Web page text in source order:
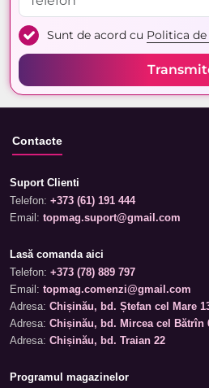
Sunt de acord cu Politica
Contacte
Suport Clienti
Telefon: +373 (61) 191 444
Email: topmag.suport@gmail.com
Lasă comanda aici
Telefon: +373 (78) 889 797
Email: topmag.comenzi@gmail.com
Adresa: Chișinău, bd. Ștefan cel Mare
Adresa: Chișinău, bd. Mircea cel Bătrîn
Adresa: Chișinău, bd. Traian 22
Programul magazinelor